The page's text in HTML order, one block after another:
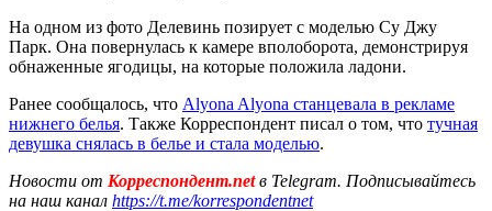
На одном из фото Делевинь позирует с моделью Су Джу
Парк. Она повернулась к камере вполоборота, демонстрируя
обнаженные ягодицы, на которые положила ладони.
Ранее сообщалось, что Alyona Alyona станцевала в рекламе
нижнего белья. Также Корреспондент писал о том, что тучная
девушка снялась в белье и стала моделью.
Новости от Корреспондент.netв Telegram. Подписывайтесь
на наш канал https://t.me/korrespondentnet